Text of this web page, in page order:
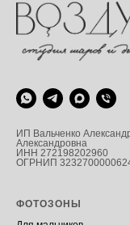
ИП Вальченко
Александровна
ИНН 272198202960
ОГРНИП
ФОТОЗОНЫ